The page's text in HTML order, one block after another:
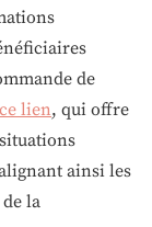
de
ce lien, qui offre
ainsi les
la